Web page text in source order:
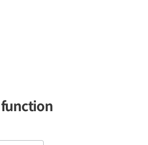
function